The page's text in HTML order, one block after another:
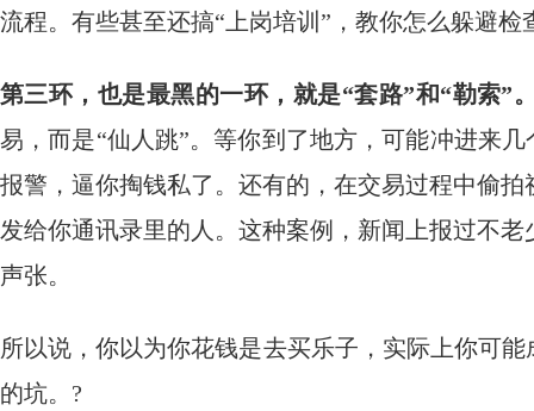
流程。有些甚至还搞“上岗培训”，教你怎么躲避检
第三环，也是最黑的一环，就是“套路”和“勒索”
易，而是“仙人跳”。等你到了地方，可能冲进来
报警，逼你掏钱私了。还有的，在交易过程中偷
发给你通讯录里的人。这种案例，新闻上报过不
声张。
所以说，你以为你花钱是去买乐子，实际上你可
的坑。?